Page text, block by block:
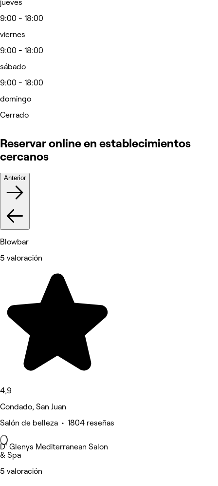
jueves
9:00 - 18:00
viernes
9:00 - 18:00
sábado
9:00 - 18:00
domingo
Cerrado
Reservar online en establecimientos
cercanos
Anterior
Blowbar
5 valoración
4,9
Condado, San Juan
Salón de belleza • 1804 reseñas
D' Glenys Mediterranean Salon
& Spa
5 valoración